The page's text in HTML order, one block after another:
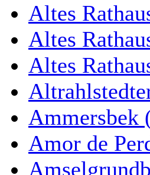
Altes
Altes
Altes
Ammersbek
Amor de